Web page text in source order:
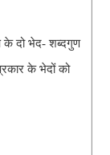
के दो भेद- शब्दगुण
के भेदों को